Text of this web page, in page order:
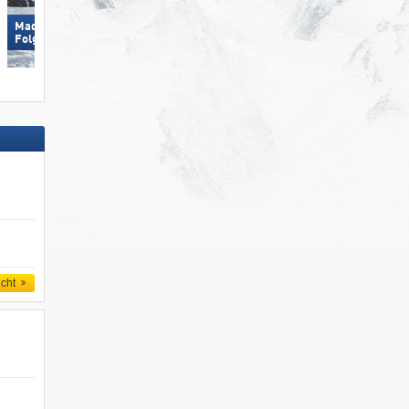
Madonna di Campiglio/​Pinzolo/​
Folgàrida/​Marilleva
Arosa Lenzerheide